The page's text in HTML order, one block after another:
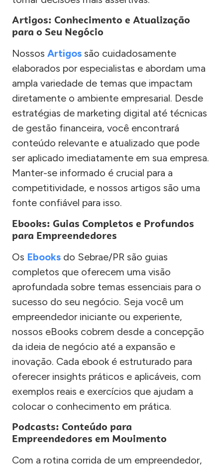
Artigos: Conhecimento e Atualização
para o Seu Negócio
Nossos Artigos são cuidadosamente
elaborados por especialistas e abordam uma
ampla variedade de temas que impactam
diretamente o ambiente empresarial. Desde
estratégias de marketing digital até técnicas
de gestão financeira, você encontrará
conteúdo relevante e atualizado que pode
ser aplicado imediatamente em sua empresa.
Manter-se informado é crucial para a
competitividade, e nossos artigos são uma
fonte confiável para isso.
Ebooks: Guias Completos e Profundos
para Empreendedores
Os Ebooks do Sebrae/PR são guias
completos que oferecem uma visão
aprofundada sobre temas essenciais para o
sucesso do seu negócio. Seja você um
empreendedor iniciante ou experiente,
nossos eBooks cobrem desde a concepção
da ideia de negócio até a expansão e
inovação. Cada ebook é estruturado para
oferecer insights práticos e aplicáveis, com
exemplos reais e exercícios que ajudam a
colocar o conhecimento em prática.
Podcasts: Conteúdo para
Empreendedores em Movimento
Com a rotina corrida de um empreendedor,